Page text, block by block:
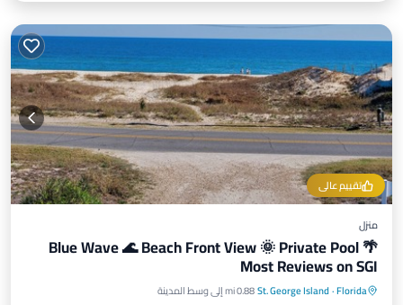
تقييم عالي
منزل
Blue Wave 🌊 Beach Front View 🌞 Private Pool 🌴
Most Reviews on SGI
Florida
·
St. George Island0.88 mi إلى وسط المدينة مسبح خاص مواجه للمحيط